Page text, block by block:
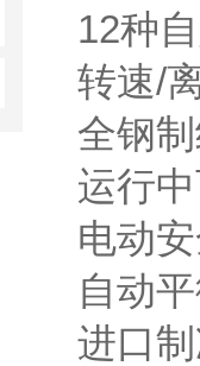
12种
转速/
全钢制
运行中
电动安
自动平
进口